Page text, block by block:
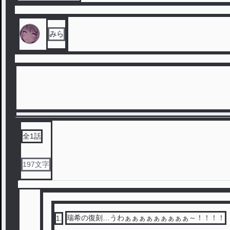
みら
全1話
197文字
1 瑞希の復刻…うわぁぁぁぁぁぁぁぁぁ～！！！！